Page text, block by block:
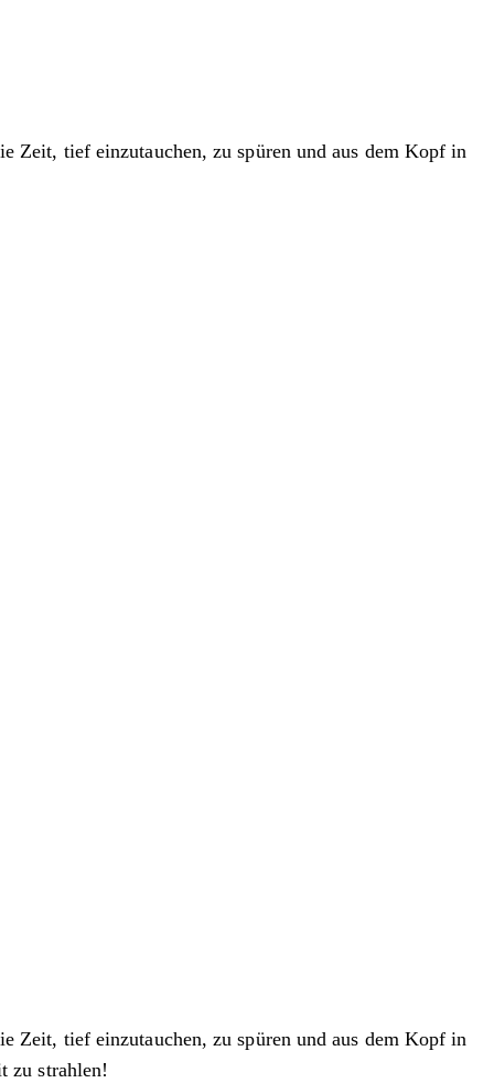
Zeit, tief einzutauchen, zu spüren und aus dem Kopf in
Zeit, tief einzutauchen, zu spüren und aus dem Kopf in
zu strahlen!